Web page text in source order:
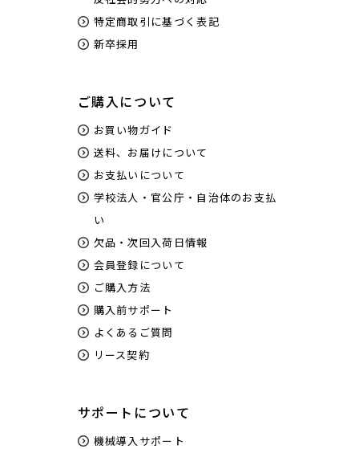
特定商取引に基づく表記
新卒採用
ご購入について
お買い物ガイド
送料、お届けについて
お支払いについて
学校法人・官公庁・自治体のお支払
い
欠品・次回入荷日情報
会員登録について
ご購入方法
購入前サポート
よくあるご質問
リース契約
サポートについて
機械導入サポート